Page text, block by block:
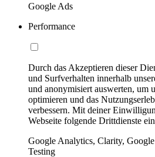
Google Ads
Performance
Durch das Akzeptieren dieser
und Surfverhalten innerhalb
und anonymisiert auswerten, um
optimieren und das
verbessern. Mit deiner
Webseite folgende Drittdienste
Google Analytics, Clarity,
Testing